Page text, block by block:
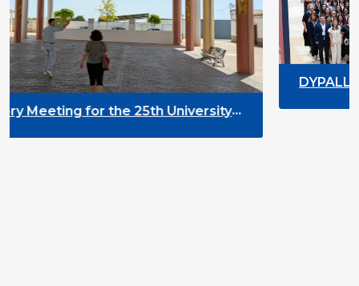
University
DYPALL Network at ALDA
2026 in Malta